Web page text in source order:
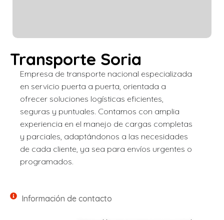
Transporte Soria
Empresa de transporte nacional especializada
en servicio puerta a puerta, orientada a
ofrecer soluciones logísticas eficientes,
seguras y puntuales. Contamos con amplia
experiencia en el manejo de cargas completas
y parciales, adaptándonos a las necesidades
de cada cliente, ya sea para envíos urgentes o
programados.
Información de contacto